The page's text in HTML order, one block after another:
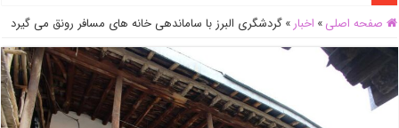
صفحه اصلی » اخبار » گردشگری البرز با ساماندهی خانه های مسافر رونق می گیرد